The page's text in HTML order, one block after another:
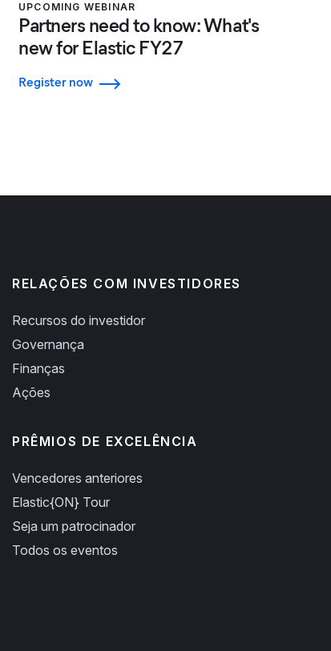
UPCOMING WEBINAR
Partners need to know: What's
new for Elastic FY27
Register now
RELAÇÕES COM INVESTIDORES
Recursos do investidor
Governança
Finanças
Ações
PRÊMIOS DE EXCELÊNCIA
Vencedores anteriores
Elastic{ON} Tour
Seja um patrocinador
Todos os eventos